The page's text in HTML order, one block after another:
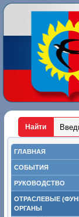
ГЛАВНАЯ
СОБЫТИЯ
РУКОВОДСТВО
ОТРАСЛЕВЫЕ
ОРГАНЫ